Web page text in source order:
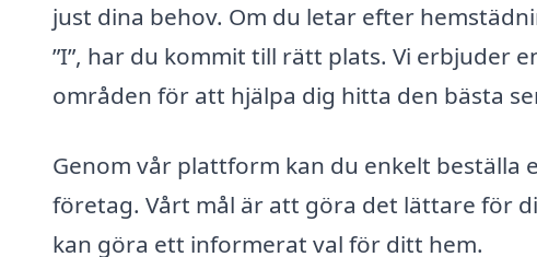
just dina behov. Om du letar efter
”I”, har du kommit till rätt plats. Vi erbjuder
områden för att hjälpa dig hitta den bästa
Genom vår plattform kan du enkelt
företag. Vårt mål är att göra det lättare för
kan göra ett informerat val för ditt hem.